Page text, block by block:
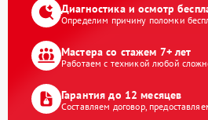
Диагностика и осмотр
Определим причину поломки
Мастера со стажем 7+ лет
Работаем с техникой любой
Гарантия до 12 месяцев
Составляем договор,